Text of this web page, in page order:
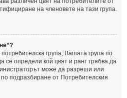
на членовете на тази група.
група, Вашата група по
се определи кой цвят и ранг трябва да
може да разреши или
подразбиране от Потребителския